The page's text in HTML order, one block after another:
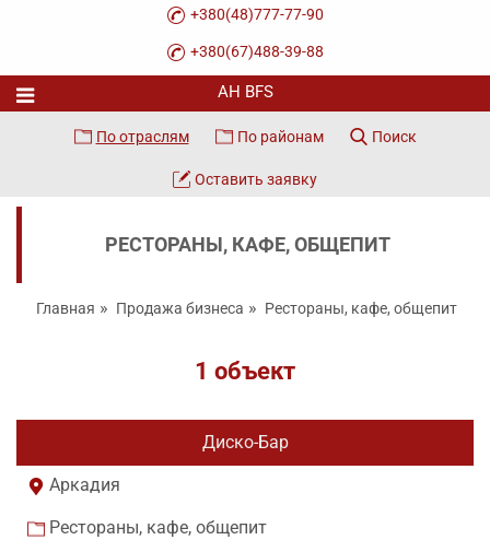
+380(48)777-77-90
+380(67)488-39-88
По отраслям По районам Поиск
Оставить заявку
РЕСТОРАНЫ, КАФЕ, ОБЩЕПИТ
Главная Продажа бизнеса Рестораны, кафе, общепит
1 объект
Диско-Бар
Аркадия
Рестораны, кафе, общепит